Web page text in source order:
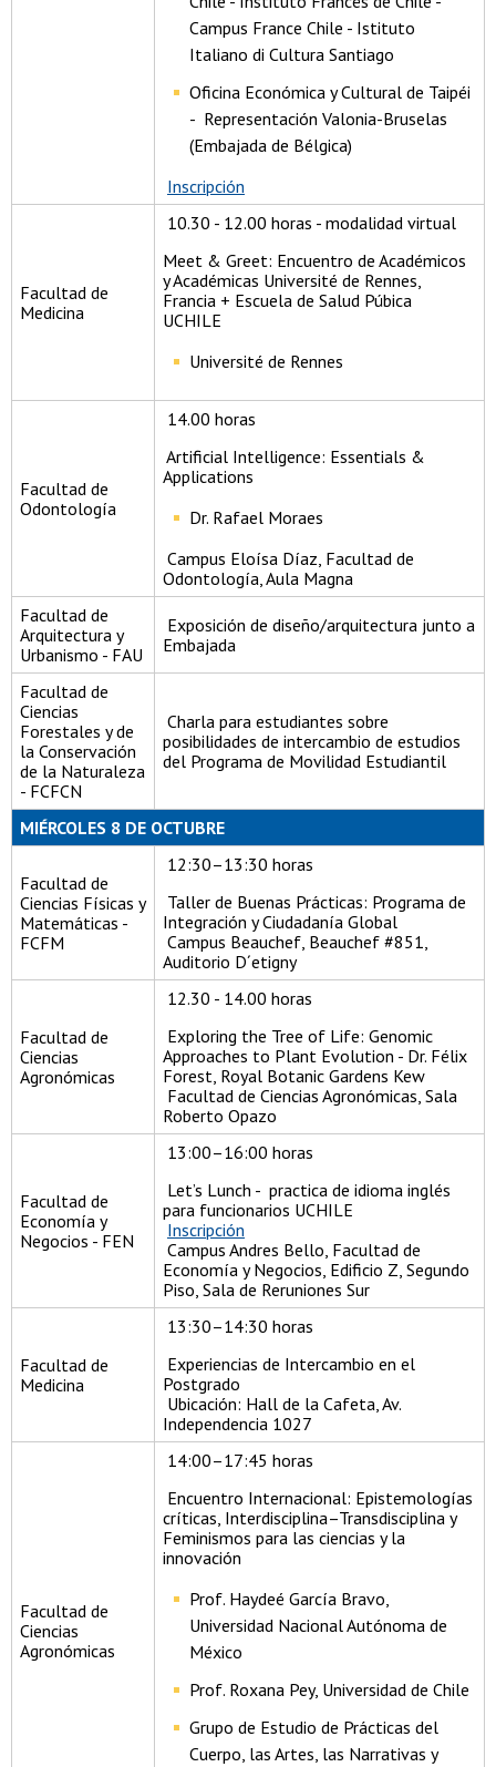
Campus France Chile - Istituto
Italiano di Cultura Santiago
Oficina Económica y Cultural de Taipéi
- Representación Valonia-Bruselas
(Embajada de Bélgica)
Inscripción
Facultad de
Medicina
10.30 - 12.00 horas - modalidad virtual
Meet & Greet: Encuentro de Académicos
y Académicas Université de Rennes,
Francia + Escuela de Salud Púbica
UCHILE
Université de Rennes
Facultad de
Odontología
14.00 horas
Artificial Intelligence: Essentials &
Applications
Dr. Rafael Moraes
Campus Eloísa Díaz, Facultad de
Odontología, Aula Magna
Facultad de
Arquitectura y
Urbanismo - FAU
Exposición de diseño/arquitectura junto a
Embajada
Facultad de
Ciencias
Forestales y de
la Conservación
de la Naturaleza
- FCFCN
Charla para estudiantes sobre
posibilidades de intercambio de estudios
del Programa de Movilidad Estudiantil
MIÉRCOLES 8 DE OCTUBRE
Facultad de
Ciencias Físicas y
Matemáticas -
FCFM
12:30–13:30 horas
Taller de Buenas Prácticas: Programa de
Integración y Ciudadanía Global
Campus Beauchef, Beauchef #851,
Auditorio D´etigny
Facultad de
Ciencias
Agronómicas
12.30 - 14.00 horas
Exploring the Tree of Life: Genomic
Approaches to Plant Evolution - Dr. Félix
Forest, Royal Botanic Gardens Kew
Facultad de Ciencias Agronómicas, Sala
Roberto Opazo
Facultad de
Economía y
Negocios - FEN
13:00–16:00 horas
Let’s Lunch - practica de idioma inglés
para funcionarios UCHILE
Inscripción
Campus Andres Bello, Facultad de
Economía y Negocios, Edificio Z, Segundo
Piso, Sala de Reruniones Sur
Facultad de
Medicina
13:30–14:30 horas
Experiencias de Intercambio en el
Postgrado
Ubicación: Hall de la Cafeta, Av.
Independencia 1027
Facultad de
Ciencias
Agronómicas
14:00–17:45 horas
Encuentro Internacional: Epistemologías
críticas, Interdisciplina–Transdisciplina y
Feminismos para las ciencias y la
innovación
Prof. Haydeé García Bravo,
Universidad Nacional Autónoma de
México
Prof. Roxana Pey, Universidad de Chile
Grupo de Estudio de Prácticas del
Cuerpo, las Artes, las Narrativas y